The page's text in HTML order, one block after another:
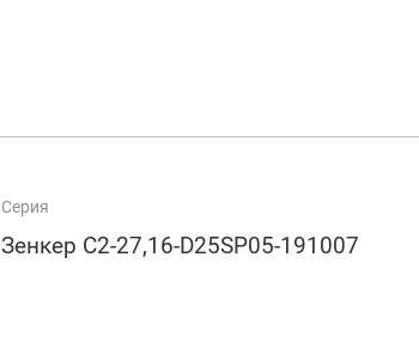
Серия
Зенкер C2-27,16-D25SP05-191007